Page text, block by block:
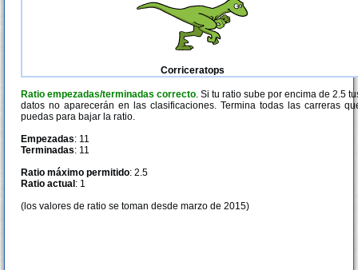
Corriceratops
Ratio empezadas/terminadas correcto. Si tu ratio sube por encima de 2.5
datos no aparecerán en las clasificaciones. Termina todas las carreras
puedas para bajar la ratio.
Empezadas: 11
Terminadas: 11
Ratio máximo permitido: 2.5
Ratio actual : 1
(los valores de ratio se toman desde marzo de 2015)